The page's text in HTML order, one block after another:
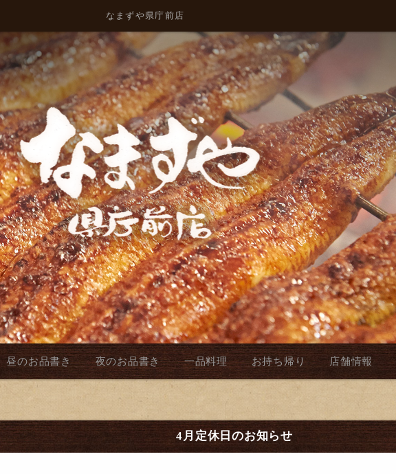
なまずや県庁前店
昼のお品書き 夜のお品書き 一品料理 お持ち帰り 店舗情報
4月定休日のお知らせ